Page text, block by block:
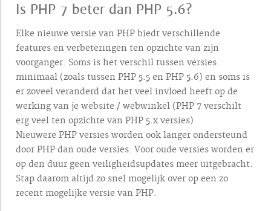
Is PHP 7 beter dan PHP 5.6?
Elke nieuwe versie van PHP biedt verschillende
features en verbeteringen ten opzichte van zijn
voorganger. Soms is het verschil tussen versies
minimaal (zoals tussen PHP 5.5 en PHP 5.6) en soms is
er zoveel veranderd dat het veel invloed heeft op de
werking van je website / webwinkel (PHP 7 verschilt
erg veel ten opzichte van PHP 5.x versies).
Nieuwere PHP versies worden ook langer ondersteund
door PHP dan oude versies. Voor oude versies worden er
op den duur geen veiligheidsupdates meer uitgebracht.
Stap daarom altijd zo snel mogelijk over op een zo
recent mogelijke versie van PHP.